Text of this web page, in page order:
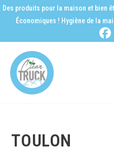
Des produits pour la maison et bien
Économiques ! Hygiène de la
TOULON